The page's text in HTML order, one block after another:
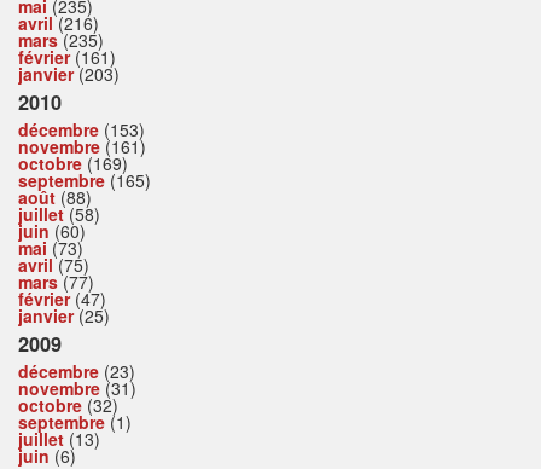
mai (235)
avril(216)
mars(235)
février(161)
janvier(203)
2010
décembre (153)
novembre (161)
octobre (169)
septembre (165)
août (88)
juillet(58)
juin (60)
mai (73)
avril(75)
mars(77)
février(47)
janvier(25)
2009
décembre (23)
novembre (31)
octobre (32)
septembre (1)
juillet (13)
juin (6)